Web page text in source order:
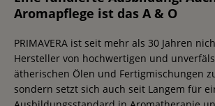
Aromapflege ist das A & O
PRIMAVERA ist seit mehr als 30 Jahren
Hersteller von hochwertigen und
ätherischen Ölen und Fertigmischungen
sondern setzt sich auch seit Langem für